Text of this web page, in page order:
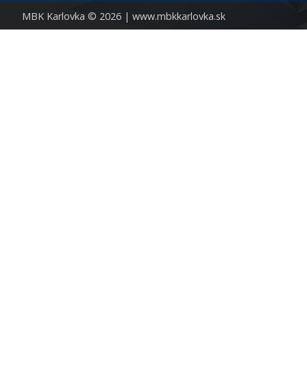
MBK Karlovka © 2026 | www.mbkkarlovka.sk